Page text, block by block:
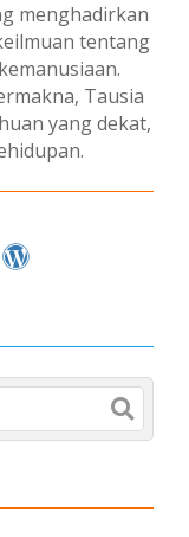
menghadirkan
tentang
Tausia
yang dekat,